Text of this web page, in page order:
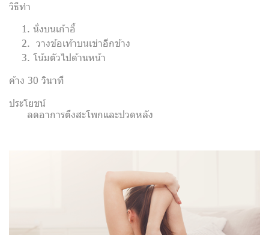
วิธีทำ
นั่งบนเก้าอี้
วางข้อเท้าบนเข่าอีกข้าง
โน้มตัวไปด้านหน้า
ค้าง 30 วินาที
ประโยชน์
ลดอาการตึงสะโพกและปวดหลัง